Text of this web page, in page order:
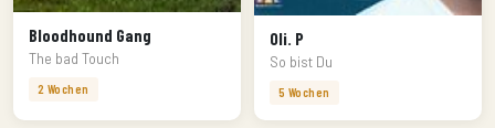
Bloodhound Gang
The bad Touch
2 Wochen
Oli. P
So bist Du
5 Wochen